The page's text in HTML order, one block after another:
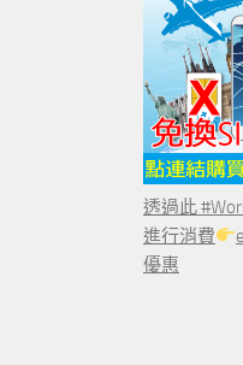
透過此
進行消費
優惠